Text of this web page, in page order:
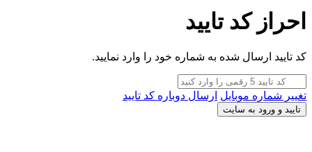
احراز کد تایید
کد تایید ارسال شده به شماره خود را وارد نمایید.
تغییر شماره موبایل ارسال دوباره کد تایید
تایید و ورود به سایت